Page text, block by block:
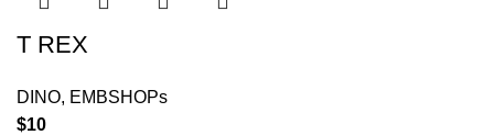
T REX
DINO, EMBSHOPs
$10